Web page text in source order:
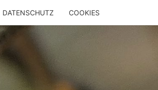
DATENSCHUTZ COOKIES